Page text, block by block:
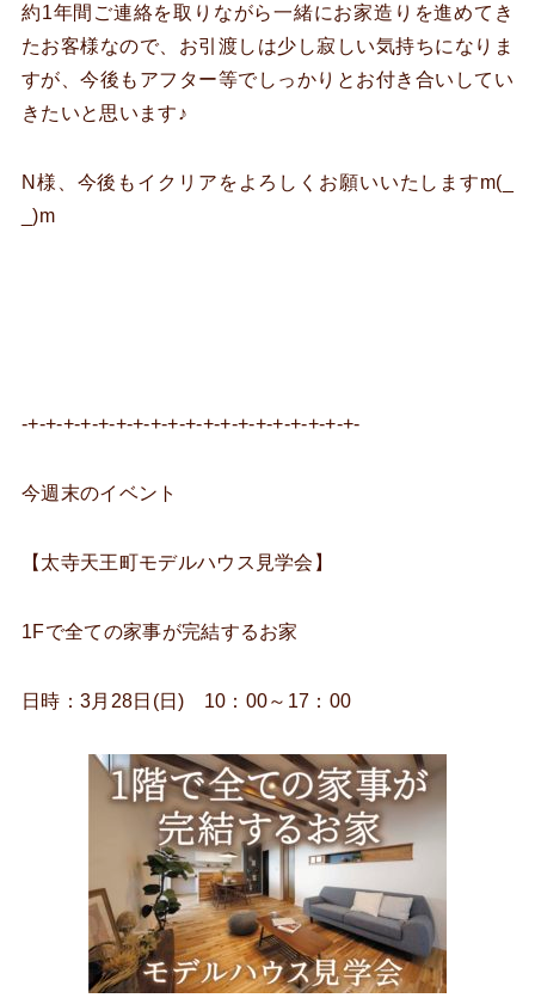
約1年間ご連絡を取りながら一緒にお家造りを進めてき
たお客様なので、お引渡しは少し寂しい気持ちになりま
すが、今後もアフター等でしっかりとお付き合いしてい
きたいと思います♪
N様、今後もイクリアをよろしくお願いいたしますm(_
_)m
-+-+-+-+-+-+-+-+-+-+-+-+-+-+-+-+-+-+-+-
今週末のイベント
【太寺天王町モデルハウス見学会】
1Fで全ての家事が完結するお家
日時：3月28日(日) 10：00～17：00